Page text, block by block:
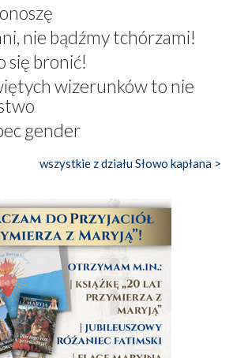
nie bądźmy tchórzami!
się bronić!
wizerunków to nie
gender
wszystkie z działu Słowo kapłana >